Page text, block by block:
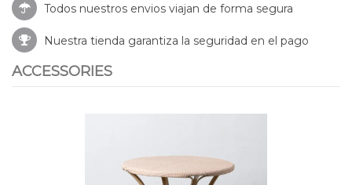
Todos nuestros envios viajan de forma segura
Nuestra tienda garantiza la seguridad en el pago
ACCESSORIES